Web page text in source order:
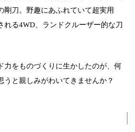
剛刀。野趣にあふれていて超実用
れる4WD、ランドクルーザー的な刀
力をものづくりに生かしたのが、何
うと親しみがわいてきませんか？